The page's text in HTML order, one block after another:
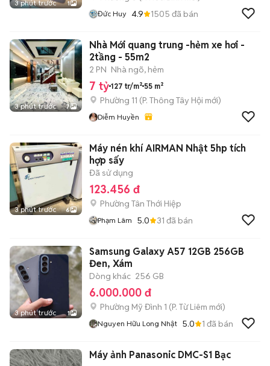
3 phút trước 1
Đức Huy 4.9 1505 đã bán
3 phút trước 7
Nhà Mới quang trung -hẻm xe hơi -
2tầng - 55m2
2 PN Nhà ngõ, hẻm
7 tỷ 127 tr/m² 55 m²
Phường 11 (P. Thông Tây Hội mới)
Diễm Huyền
3 phút trước 6
Máy nén khí AIRMAN Nhật 5hp tích
hợp sấy
Đã sử dụng
123.456 đ
Phường Tân Thới Hiệp
Phạm Lâm 5.0 31 đã bán
3 phút trước 1
Samsung Galaxy A57 12GB 256GB
Đen, Xám
Dòng khác 256 GB
6.000.000 đ
Phường Mỹ Đình 1 (P. Từ Liêm mới)
Nguyen Hữu Long Nhật 5.0 1 đã bán
Máy ảnh Panasonic DMC-S1 Bạc